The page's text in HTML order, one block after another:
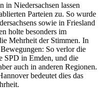
in Niedersachsen lassen
Parteien zu. So wurde
sowie in Friesland
holte besonders im
Mehrheit der Stimmen. In
So verlor die
SPD in Emden, und die
auch in anderen Regionen.
bedeutet dies das